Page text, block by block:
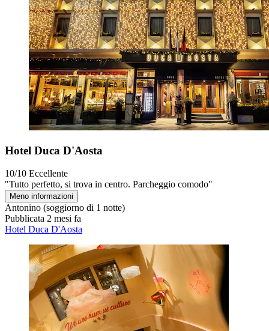
Hotel Duca D'Aosta
10/10 Eccellente
"Tutto perfetto, si trova in centro. Parcheggio comodo"
Meno informazioni
Antonino (soggiorno di 1 notte)
Pubblicata 2 mesi fa
Hotel Duca D'Aosta